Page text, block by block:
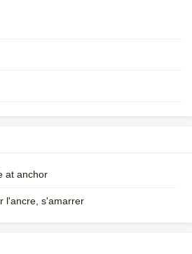
at anchor
l'ancre, s'amarrer